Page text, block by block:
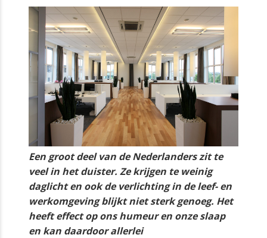
Een groot deel van de Nederlanders zit te
veel in het duister. Ze krijgen te weinig
daglicht en ook de verlichting in de leef- en
werkomgeving blijkt niet sterk genoeg. Het
heeft effect op ons humeur en onze slaap
en kan daardoor allerlei